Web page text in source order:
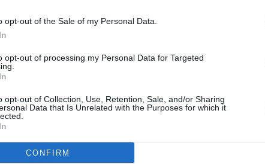
opt-out of the Sale of my Personal Data.
opt-out of processing my Personal Data for Targeted
opt-out of Collection, Use, Retention, Sale, and/or Sharing
Data that Is Unrelated with the Purposes for which it
CONFIRM
Costa Navarino , το “Θάρρος” μίλησε...
Πλημμύρισε με μελλοντικούς
Navarino” (φωτογραφίες)
Παπαλουκάς, Καϊμακόγλου, Τσαρτσαρής
,Petway και Παπανικολόπουλος μαζί με τους